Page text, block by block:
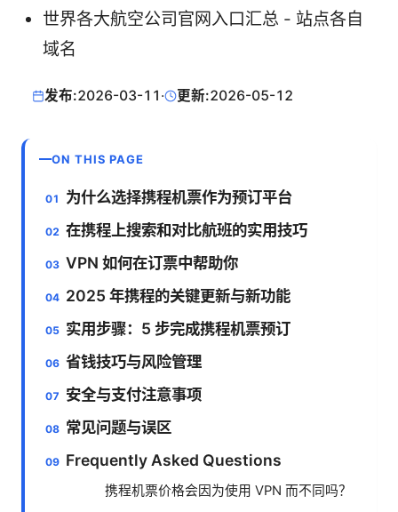
世界各大航空公司官网入口汇总 - 站点各自
域名
发布:2026-03-11 · 更新:2026-05-12
ON THIS PAGE
为什么选择携程机票作为预订平台
在携程上搜索和对比航班的实用技巧
VPN 如何在订票中帮助你
2025 年携程的关键更新与新功能
实用步骤：5 步完成携程机票预订
省钱技巧与风险管理
安全与支付注意事项
常见问题与误区
Frequently Asked Questions
携程机票价格会因为使用 VPN 而不同吗？